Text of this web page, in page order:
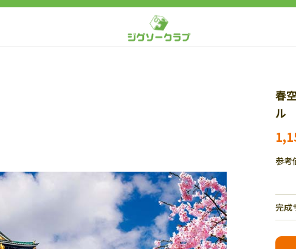
春
ル
参考
完成